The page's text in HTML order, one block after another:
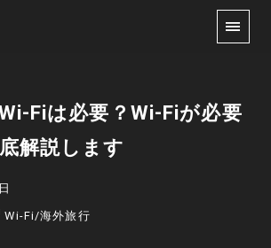
Fiは必要？Wi-Fiが必要
解説します
Wi-Fi/海外旅行